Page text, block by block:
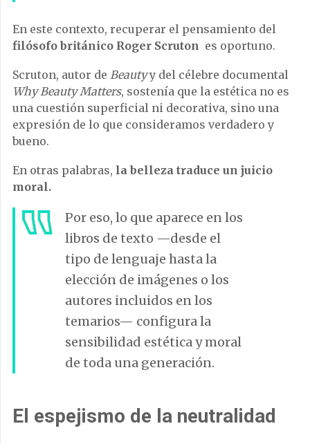
En este contexto, recuperar el pensamiento del
filósofo británico Roger Scruton es oportuno.
Scruton, autor de Beautyy del célebre documental
Why Beauty Matters, sostenía que la estética no es
una cuestión superficial ni decorativa, sino una
expresión de lo que consideramos verdadero y
bueno.
En otras palabras, la belleza traduce un juicio
moral.
Por eso, lo que aparece en los
libros de texto —desde el
tipo de lenguaje hasta la
elección de imágenes o los
autores incluidos en los
temarios— configura la
sensibilidad estética y moral
de toda una generación.
El espejismo de la neutralidad